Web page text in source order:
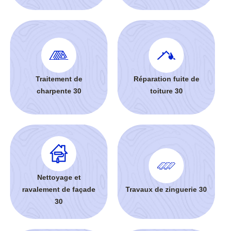
Traitement de
charpente 30
Réparation fuite de
toiture 30
Nettoyage et
ravalement de façade
30
Travaux de zinguerie 30